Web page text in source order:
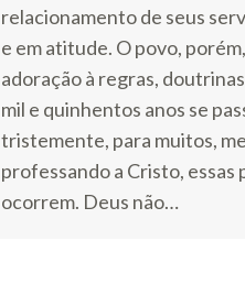
relacionamento de seus
e em atitude. O povo,
adoração à regras,
mil e quinhentos anos se
tristemente, para muitos,
professando a Cristo, essas
ocorrem. Deus não…